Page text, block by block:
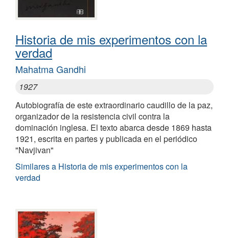
Historia de mis experimentos con la
verdad
Mahatma Gandhi
1927
Autobiografía de este extraordinario caudillo de la paz,
organizador de la resistencia civil contra la
dominación inglesa. El texto abarca desde 1869 hasta
1921, escrita en partes y publicada en el periódico
"Navjivan"
Similares a Historia de mis experimentos con la
verdad